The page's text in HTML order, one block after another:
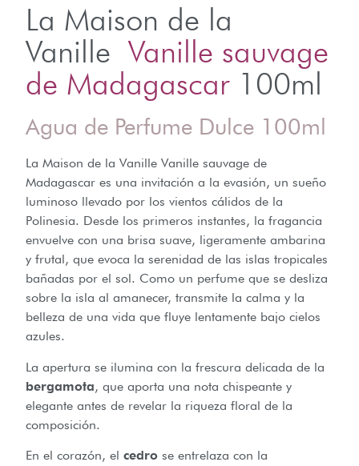
La Maison de la
VanilleVanille sauvage
de Madagascar100ml
Agua de Perfume Dulce 100ml
La Maison de la Vanille Vanille sauvage de
Madagascar es una invitación a la evasión, un sueño
luminoso llevado por los vientos cálidos de la
Polinesia. Desde los primeros instantes, la fragancia
envuelve con una brisa suave, ligeramente ambarina
y frutal, que evoca la serenidad de las islas tropicales
bañadas por el sol. Como un perfume que se desliza
sobre la isla al amanecer, transmite la calma y la
belleza de una vida que fluye lentamente bajo cielos
azules.
La apertura se ilumina con la frescura delicada de la
bergamota, que aporta una nota chispeante y
elegante antes de revelar la riqueza floral de la
composición.
En el corazón, el cedro se entrelaza con la